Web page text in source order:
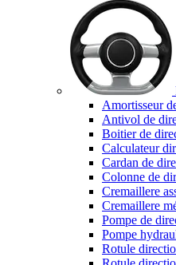
Amortisseur
Antivol de
Boitier de
Calculateur
Cardan de
Colonne de
Cremaillere
Cremaillere
Pompe de
Pompe
Rotule